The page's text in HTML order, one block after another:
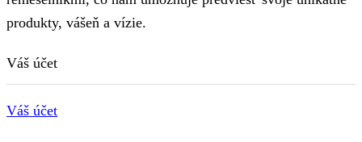
produkty, vášeň a vízie.
Váš účet
Váš účet